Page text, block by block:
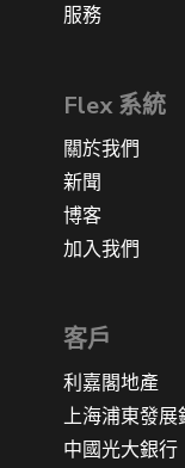
服務
Flex 系統
關於我們
新聞
博客
加入我們
客戶
利嘉閣地產
上海浦東發展
中國光大銀行